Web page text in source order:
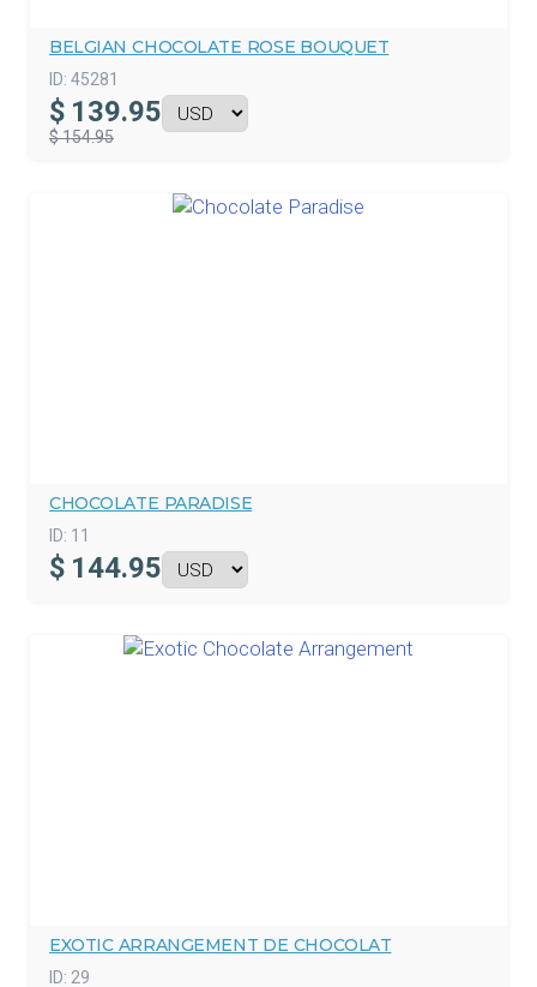
BELGIAN CHOCOLATE ROSE BOUQUET
ID: 45281
$ 139.95
$ 154.95
CHOCOLATE PARADISE
ID: 11
$ 144.95
EXOTIC ARRANGEMENT DE CHOCOLAT
ID: 29